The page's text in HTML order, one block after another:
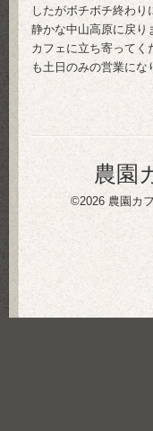
したがボチボチ終わり
静かな中山高原に戻り
カフェに立ち寄ってく
も土日のみの営業にな
農園
©2026 農園カ